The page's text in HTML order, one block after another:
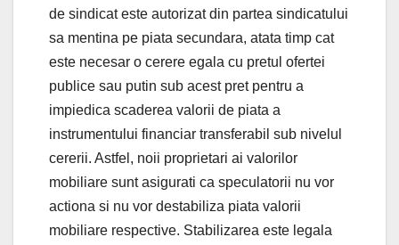
de sindicat este autorizat din partea sindicatului
sa mentina pe piata secundara, atata timp cat
este necesar o cerere egala cu pretul ofertei
publice sau putin sub acest pret pentru a
impiedica scaderea valorii de piata a
instrumentului financiar transferabil sub nivelul
cererii. Astfel, noii proprietari ai valorilor
mobiliare sunt asigurati ca speculatorii nu vor
actiona si nu vor destabiliza piata valorii
mobiliare respective. Stabilizarea este legala